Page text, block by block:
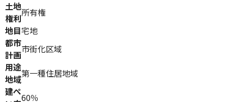
土地
権利所有権
地目宅地
都市
計画市街化区域
用途
地域第一種住居地域
建ぺ60％